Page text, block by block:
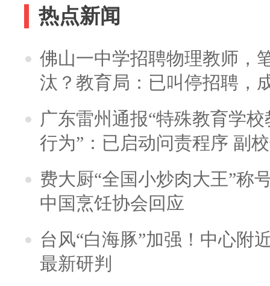
热点新闻
佛山一中学招聘物理教师，
汰？教育局：已叫停招聘，
广东雷州通报“特殊教育学
行为”：已启动问责程序 副
费大厨“全国小炒肉大王”称
中国烹饪协会回应
台风“白海豚”加强！中心附
最新研判